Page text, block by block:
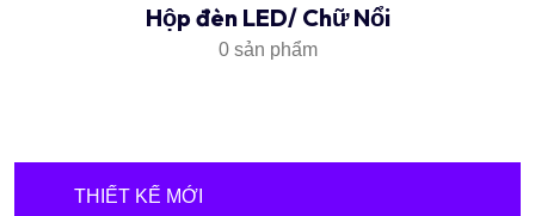
Hộp đèn LED/ Chữ Nổi
0 sản phẩm
THIẾT KẾ MỚI